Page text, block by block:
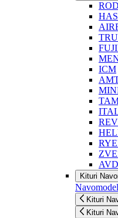
ICM
Kituri
Kituri
Kituri